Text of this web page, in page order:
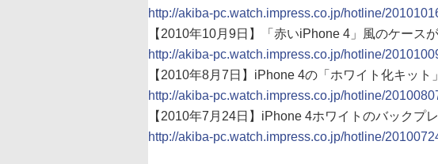
http://akiba-pc.watch.impress.co.jp/hotline/
【2010年10月9日】「赤いiPhone 4」風のケース
http://akiba-pc.watch.impress.co.jp/hotline/
【2010年8月7日】iPhone 4の「ホワイト化キット
http://akiba-pc.watch.impress.co.jp/hotline/
【2010年7月24日】iPhone 4ホワイトのバックプ
http://akiba-pc.watch.impress.co.jp/hotline/